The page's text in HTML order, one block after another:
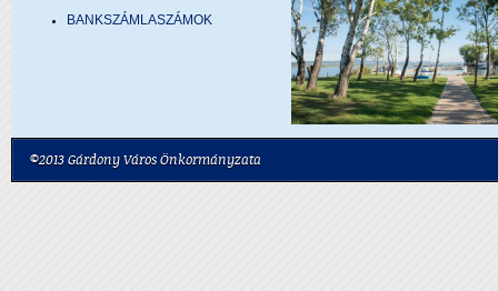
BANKSZÁMLASZÁMOK
©2013 Gárdony Város Önkormányzata